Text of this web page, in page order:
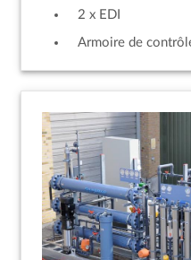
2 x EDI
Armoire de